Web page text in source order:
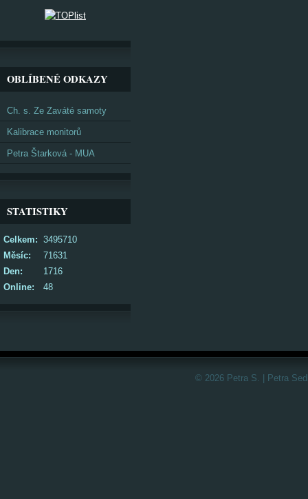
OBLÍBENÉ ODKAZY
Ch. s. Ze Zaváté samoty
Kalibrace monitorů
Petra Štarková - MUA
STATISTIKY
Online: 48
Celkem: 3495710
Měsíc:
71631
Den:
1716
© 2026 Petra S. | Petra